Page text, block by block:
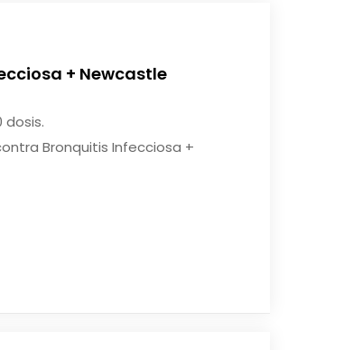
+ Newcastle
dosis.
Bronquitis Infecciosa +